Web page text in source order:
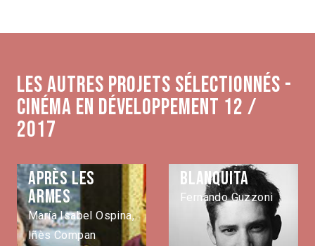
Les autres projets sélectionnés -
Cinéma en développement 12 /
2017
Après les
armes
María Isabel Ospina,
Iñès Compan
Blanquita
Fernando Guzzoni